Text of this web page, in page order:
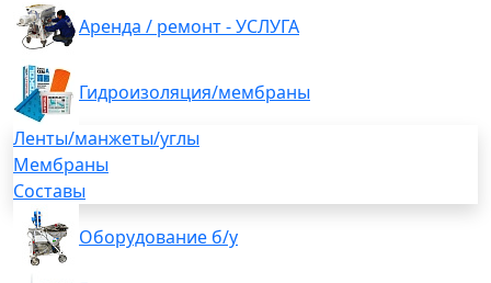
Аренда / ремонт - УСЛУГА
Гидроизоляция/мембраны
Ленты/манжеты/углы
Мембраны
Составы
Оборудование б/у